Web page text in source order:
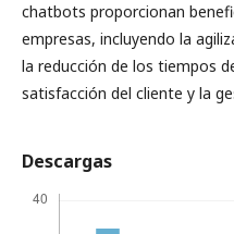
chatbots proporcionan
empresas, incluyendo la
la reducción de los tiempos
satisfacción del cliente y la
Descargas